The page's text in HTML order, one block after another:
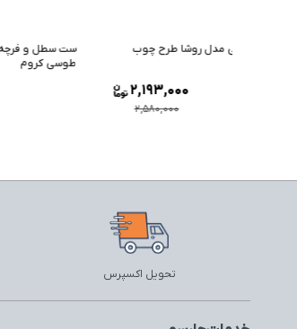
ست سطل و فرچه هارمونی مدل روشا طرح ماربل
تحویل اکسپرس